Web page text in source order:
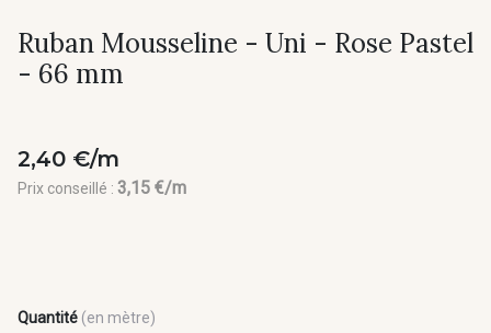
Ruban Mousseline - Uni - Rose Pastel
- 66 mm
2,40 €/m
Prix conseillé : 3,15 €/m
Quantité (en mètre)